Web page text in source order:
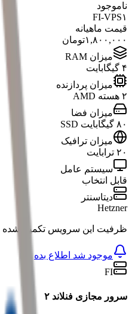
ناموجود
FI-VPS۱
قیمت ماهیانه
۱,۸۰۰,۰۰۰تومان
میزان RAM
۴ گیگابایت
میزان پردازنده
۲ هسته AMD
میزان فضا
۸۰ گیگابایت SSD
میزان ترافیک
۲۰ ترابایت
سیستم عامل
قابل انتخاب
دیتاسنتر
Hetzner
ظرفیت این سرویس تکمیل شده
موجود شد اطلاع بده
FI
سرور مجازی فنلاند ۲